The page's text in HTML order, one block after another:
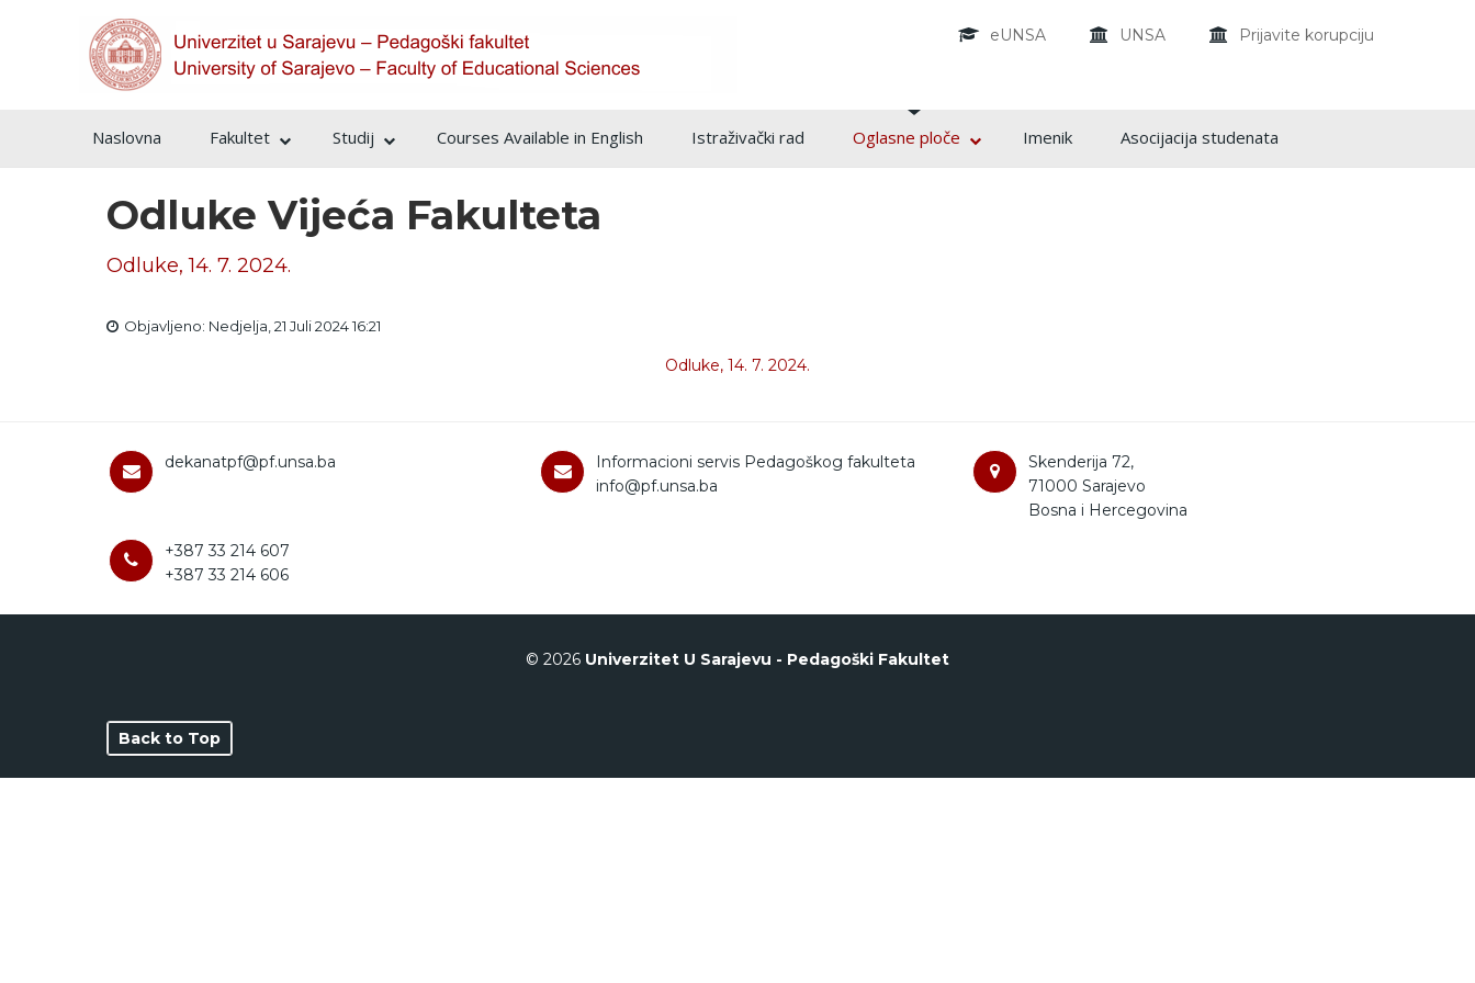
eUNSA UNSA Prijavite korupciju
Naslovna Fakultet Studij Courses Available in English Istraživački rad Oglasne ploče Imenik Asocijacija studenata
Odluke Vijeća Fakulteta
Odluke, 14. 7. 2024.
Objavljeno: Nedjelja, 21 Juli 2024 16:21
Odluke, 14. 7. 2024.
dekanatpf@pf.unsa.ba
Informacioni servis Pedagoškog fakulteta
info@pf.unsa.ba
Skenderija 72,
71000 Sarajevo
Bosna i Hercegovina
+387 33 214 607
+387 33 214 606
© 2026 Univerzitet U Sarajevu - Pedagoški Fakultet
Back to Top